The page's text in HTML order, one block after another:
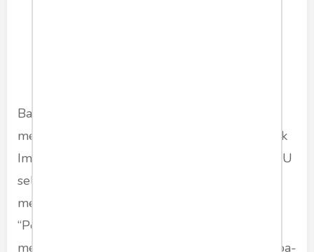
Bahkan strategi dari Surya Paloh untuk
menyembunyikan PKS dari deklarasi Anies-Cak
Imin sudah terbaca publik. Orang Jatim yang NU
selama ini alergi dengan PKS bukan saja
menolak Cak Imin yang dikenal sebagai
“Pengkhianat Gus Dur” . Justru dengan
merapatnya Anies ke Jatim, tidak akan dapat apa-